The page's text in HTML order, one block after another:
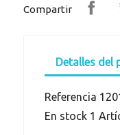
Compartir
Detalles del
Referencia
En stock 1